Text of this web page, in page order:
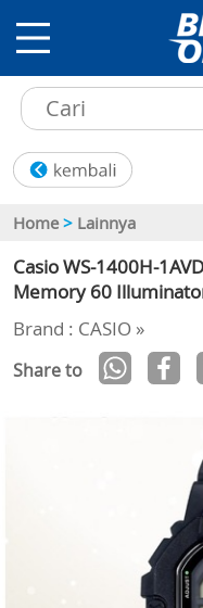
Home > Lainnya
Casio WS-1400H-
Memory 60
Brand : CASIO »
Share to